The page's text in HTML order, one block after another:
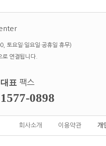
요일·일요일·공휴일 휴무)
연결됩니다.
대표 팩스
1577-0898
회사소개 이용약관 개